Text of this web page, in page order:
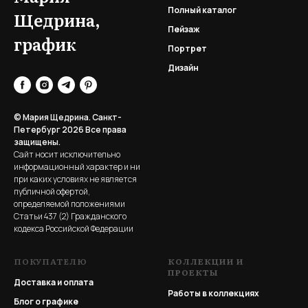
Щедрина,
график
© Мария Щедрина. Санкт-
Петербург 2026Все права
защищены.
Сайт носит исключительно
информационный характер и ни
при каких условиях не является
публичной офертой,
определяемой положениями
Статьи 437 (2) Гражданского
кодекса Российской Федерации
Полный каталог
Пейзаж
Портрет
Дизайн
ПОКУПАТЕЛЮ
Доставка и оплата
Блог о графике
КОЛЛЕКЦИИ И
ПРОЕКТЫ
Работы в коллекциях